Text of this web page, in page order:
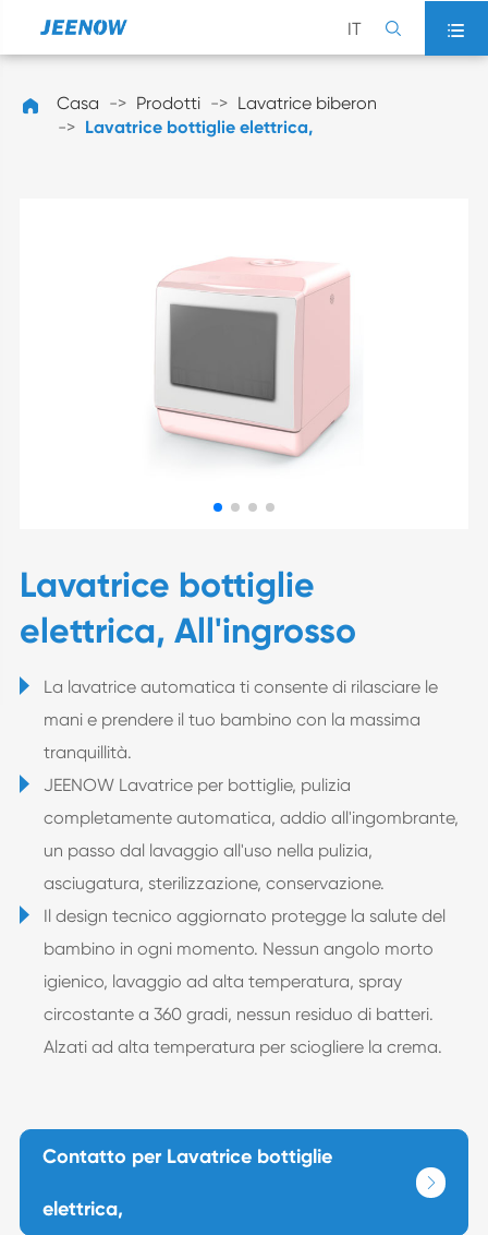
IT  
 Casa Prodotti
Lavatrice biberon
Lavatrice bottiglie elettrica,
Lavatrice bottiglie
elettrica, All'ingrosso
La lavatrice automatica ti consente di rilasciare le
mani e prendere il tuo bambino con la massima
tranquillità.
JEENOW Lavatrice per bottiglie, pulizia
completamente automatica, addio all'ingombrante,
un passo dal lavaggio all'uso nella pulizia,
asciugatura, sterilizzazione, conservazione.
Il design tecnico aggiornato protegge la salute del
bambino in ogni momento. Nessun angolo morto
igienico, lavaggio ad alta temperatura, spray
circostante a 360 gradi, nessun residuo di batteri.
Alzati ad alta temperatura per sciogliere la crema.
Contatto per Lavatrice bottiglie
elettrica,
